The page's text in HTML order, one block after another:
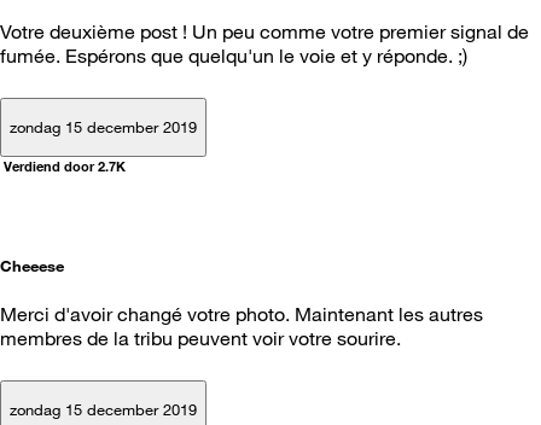
Votre deuxième post ! Un peu comme votre premier signal de
fumée. Espérons que quelqu'un le voie et y réponde. ;)
zondag 15 december 2019
Verdiend door 2.7K
Cheeese
Merci d'avoir changé votre photo. Maintenant les autres
membres de la tribu peuvent voir votre sourire.
zondag 15 december 2019